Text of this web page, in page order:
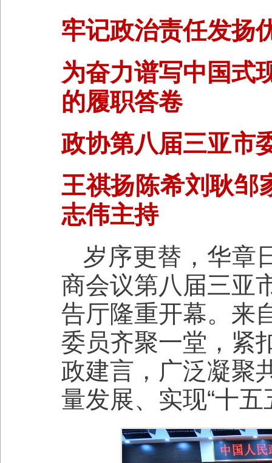
牢记政治责任发扬
为奋力谱写中国式
的履职答卷
政协第八届三亚市
王祺扬陈希刘耿邹
志伟主持
岁序更替，华章
商会议第八届三亚
告厅隆重开幕。来
委员齐聚一堂，紧
政建言，广泛凝聚
量发展、实现“十